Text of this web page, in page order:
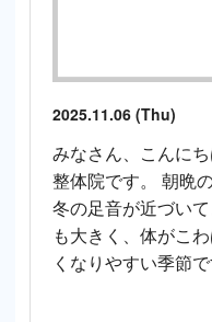
2025.11.06 (Thu)
みなさん、こんに
整体院です。 朝晩
冬の足音が近づい
も大きく、体がこ
くなりやすい季節